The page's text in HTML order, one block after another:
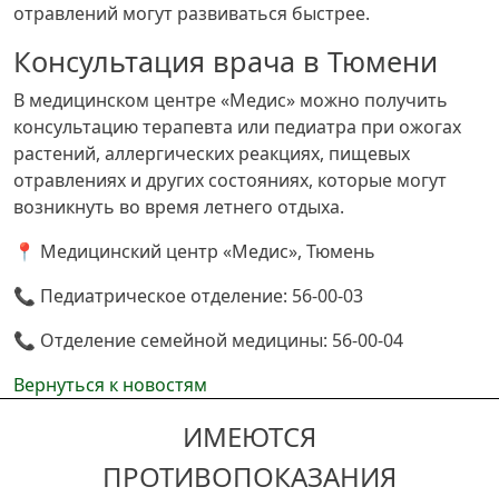
отравлений могут развиваться быстрее.
Консультация врача в Тюмени
В медицинском центре «Медис» можно получить
консультацию терапевта или педиатра при ожогах
растений, аллергических реакциях, пищевых
отравлениях и других состояниях, которые могут
возникнуть во время летнего отдыха.
📍 Медицинский центр «Медис», Тюмень
📞 Педиатрическое отделение: 56-00-03
📞 Отделение семейной медицины: 56-00-04
Вернуться к новостям
ИМЕЮТСЯ
ПРОТИВОПОКАЗАНИЯ